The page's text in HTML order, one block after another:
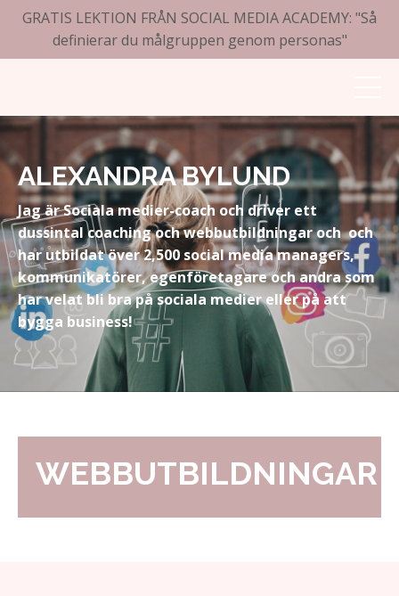
GRATIS LEKTION FRÅN SOCIAL MEDIA ACADEMY: "Så
definierar du målgruppen genom personas"
ALEXANDRA BYLUND
Jag är Sociala medier-coach och driver ett
dussintal coaching och webbutbildningar och och
har utbildat över 2,500 social media managers,
kommunikatörer, egenföretagare och andra som
har velat bli bra på sociala medier eller på att
bygga business!
WEBBUTBILDNINGAR